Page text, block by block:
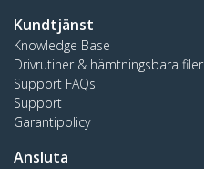
Kundtjänst
Knowledge Base
Drivrutiner & hämtningsbara filer
Support FAQs
Support
Garantipolicy
Ansluta